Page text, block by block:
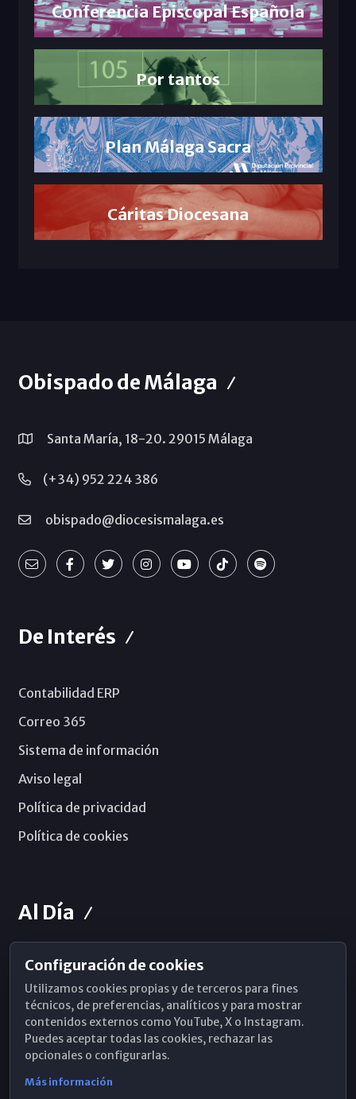
Conferencia Episcopal Española
Por tantos
Plan Málaga Sacra
Cáritas Diocesana
Obispado de Málaga
Santa María, 18-20. 29015 Málaga
(+34) 952 224 386
obispado@diocesismalaga.es
De Interés
Contabilidad ERP
Correo 365
Sistema de información
Aviso legal
Política de privacidad
Política de cookies
Al Día
Horarios de Misa
Hemeroteca
WhatsApp
Configuración de cookies
Utilizamos cookies propias y de terceros para fines
técnicos, de preferencias, analíticos y para mostrar
contenidos externos como YouTube, X o Instagram.
Puedes aceptar todas las cookies, rechazar las
opcionales o configurarlas.
Más información